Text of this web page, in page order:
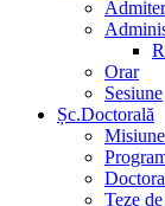
Orar
Sesiune
Șc.Doctorală
Teze